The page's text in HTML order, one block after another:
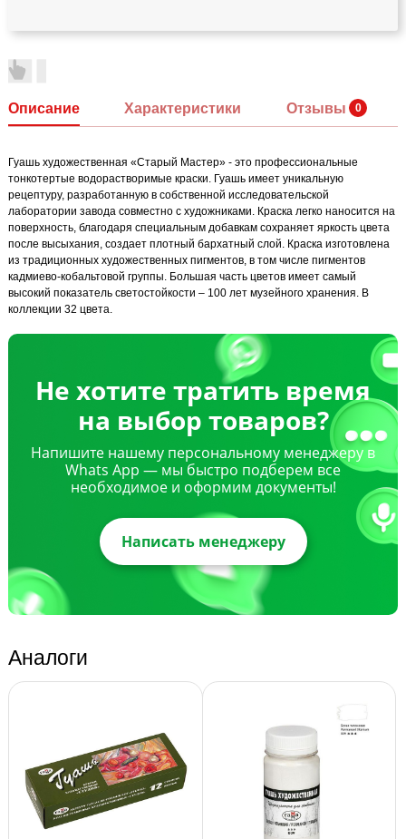
Описание Характеристики Отзывы
Гуашь художественная «Старый Мастер» - это профессиональные
тонкотертые водорастворимые краски. Гуашь имеет уникальную
рецептуру, разработанную в собственной исследовательской
лаборатории завода совместно с художниками. Краска легко наносится на
поверхность, благодаря специальным добавкам сохраняет яркость цвета
после высыхания, создает плотный бархатный слой. Краска изготовлена
из традиционных художественных пигментов, в том числе пигментов
кадмиево-кобальтовой группы. Большая часть цветов имеет самый
высокий показатель светостойкости – 100 лет музейного хранения. В
коллекции 32 цвета.
Не хотите тратить время
на выбор товаров?
Напишите нашему персональному менеджеру в
Whats App — мы быстро подберем все
необходимое и оформим документы!
Написать менеджеру
Аналоги